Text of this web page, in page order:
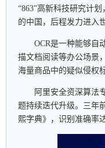
“863”高新科技研究计
的中国，后程发力进入
OCR是一种能够自
描文档阅读等办公场景
海量商品中的疑似侵权
阿里安全资深算法
题持续迭代升级。三年
熙字典》，识别准确率达